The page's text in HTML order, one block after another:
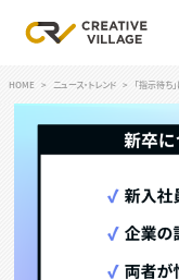
ACCOUNT
ログイン
クリエイター求人を
HOME ニュース・トレンド 「指示待